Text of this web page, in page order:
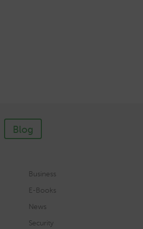
Blog
Business
E-Books
News
Security